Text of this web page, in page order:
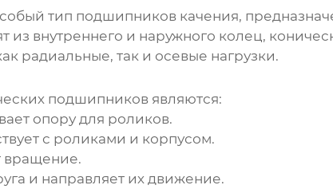
тип подшипников качения,
из внутреннего и наружного колец,
радиальные, так и осевые нагрузки.
подшипниковявляются:
опору для роликов.
с роликами и корпусом.
вращение.
и направляет их движение.